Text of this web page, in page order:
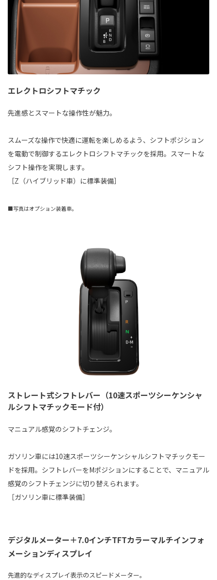
エレクトロシフトマチック
先進感とスマートな操作性が魅力。
スムーズな操作で快適に運転を楽しめるよう、シフトポジション
を電動で制御するエレクトロシフトマチックを採用。スマートな
シフト操作を実現します。
［Z（ハイブリッド車）に標準装備］
■写真はオプション装着車。
ストレート式シフトレバー（10速スポーツシーケンシャ
ルシフトマチックモード付）
マニュアル感覚のシフトチェンジ。
ガソリン車には10速スポーツシーケンシャルシフトマチックモー
ドを採用。シフトレバーをMポジションにすることで、マニュアル
感覚のシフトチェンジに切り替えられます。
［ガソリン車に標準装備］
デジタルメーター＋7.0インチTFTカラーマルチインフォ
メーションディスプレイ
先進的なディスプレイ表示のスピードメーター。